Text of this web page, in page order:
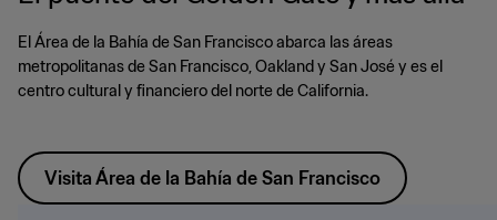
El Área de la Bahía de San Francisco abarca las áreas
metropolitanas de San Francisco, Oakland y San José y es el
centro cultural y financiero del norte de California.
Visita Área de la Bahía de San Francisco